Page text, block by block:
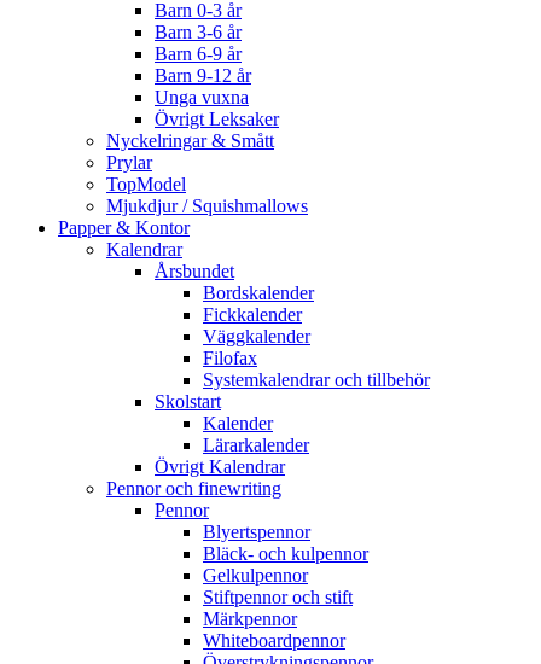
Barn 0-3 år
Barn 3-6 år
Barn 6-9 år
Barn 9-12 år
Unga vuxna
Övrigt Leksaker
Nyckelringar & Smått
Prylar
TopModel
Mjukdjur / Squishmallows
Papper & Kontor
Kalendrar
Årsbundet
Bordskalender
Fickkalender
Väggkalender
Filofax
Systemkalendrar och tillbehör
Skolstart
Kalender
Lärarkalender
Övrigt Kalendrar
Pennor och finewriting
Pennor
Blyertspennor
Bläck- och kulpennor
Gelkulpennor
Stiftpennor och stift
Märkpennor
Whiteboardpennor